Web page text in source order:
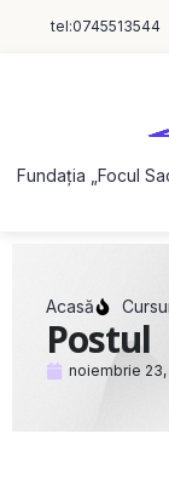
tel:0745513544
Fundația „Focul
Acasă
Postul
noiembrie 23,